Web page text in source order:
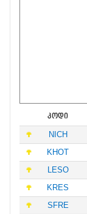
ᲙᲝᲓᲘ
NICH
KHOT
LESO
KRES
SFRE